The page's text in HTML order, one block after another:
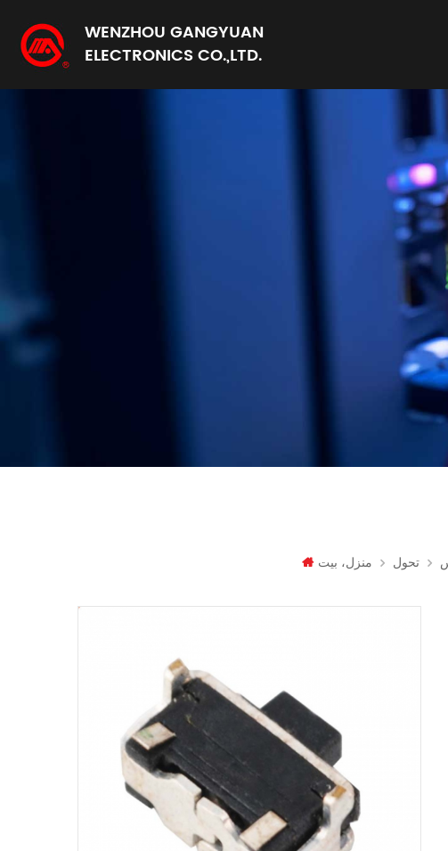
WENZHOU GANGYUAN
ELECTRONICS CO.,LTD.
منزل، بيت تحول